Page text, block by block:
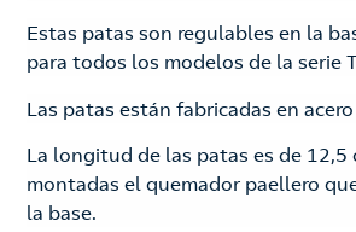
Estas patas son regulables en la
para todos los modelos de la serie T
Las patas están fabricadas en
La longitud de las patas es de 12,5
montadas el quemador paellero
la base.